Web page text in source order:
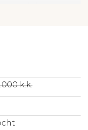
Je komt
mogelijkheid en
hart van de woning
op het
van een
weids uitzicht
k.k.